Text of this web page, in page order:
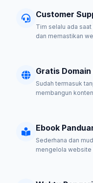
Customer
Tim selalu ada
dan memastikan
Gratis
Sudah termasuk
membangun
Ebook
Sederhana dan
mengelola website